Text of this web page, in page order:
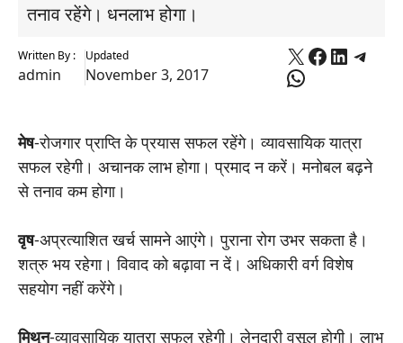
तनाव रहेंगे। धनलाभ होगा।
Written By :
admin
Updated
November 3, 2017
X Facebook
WhatsApp
मेष-रोजगार प्राप्ति के प्रयास सफल रहेंगे। व्यावसायिक यात्रा
सफल रहेगी। अचानक लाभ होगा। प्रमाद न करें। मनोबल बढ़ने
से तनाव कम होगा।
वृष-अप्रत्याशित खर्च सामने आएंगे। पुराना रोग उभर सकता है।
शत्रु भय रहेगा। विवाद को बढ़ावा न दें। अधिकारी वर्ग विशेष
सहयोग नहीं करेंगे।
मिथुन-व्यावसायिक यात्रा सफल रहेगी। लेनदारी वसूल होगी। लाभ